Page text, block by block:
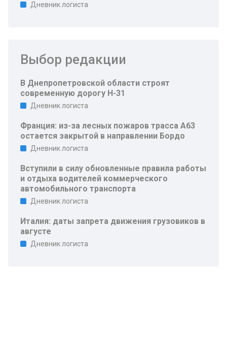
Дневник логиста
Выбор редакции
В Днепропетровской области строят
современную дорогу Н-31
Дневник логиста
Франция: из-за лесных пожаров трасса A63
остается закрытой в направлении Бордо
Дневник логиста
Вступили в силу обновленные правила работы
и отдыха водителей коммерческого
автомобильного транспорта
Дневник логиста
Италия: даты запрета движения грузовиков в
августе
Дневник логиста